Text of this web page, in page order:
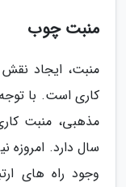
منبت چوب
منبت، ایجاد
کاری است. با
سال دارد.
وجود راه های